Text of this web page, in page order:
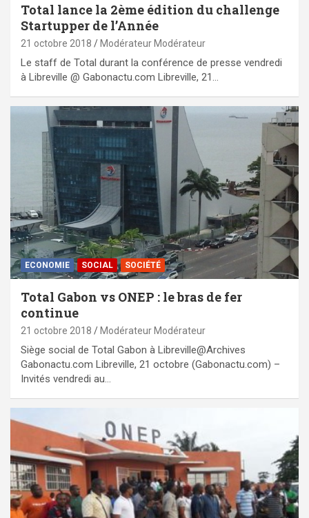
Total lance la 2ème édition du challenge
Startupper de l’Année
21 octobre 2018 Modérateur Modérateur
Le staff de Total durant la conférence de presse vendredi
à Libreville @ Gabonactu.com Libreville, 21…
ECONOMIE SOCIAL SOCIÉTÉ
Total Gabon vs ONEP : le bras de fer
continue
21 octobre 2018 Modérateur Modérateur
Siège social de Total Gabon à Libreville@Archives
Gabonactu.com Libreville, 21 octobre (Gabonactu.com) –
Invités vendredi au…